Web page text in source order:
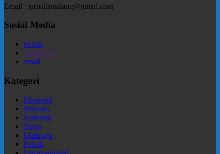
Email : jurnalismalang@gmail.com
Sosial Media
twitter
instagram
email
Kategori
Ekonomi
Hiburan
Kriminal
News
Olahraga
Politik